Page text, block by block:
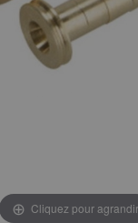
Cliquez pour agrandir